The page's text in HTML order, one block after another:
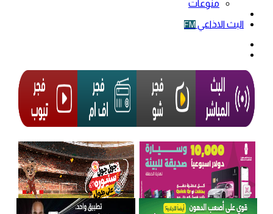
منوعات
البث الاذاعي FM